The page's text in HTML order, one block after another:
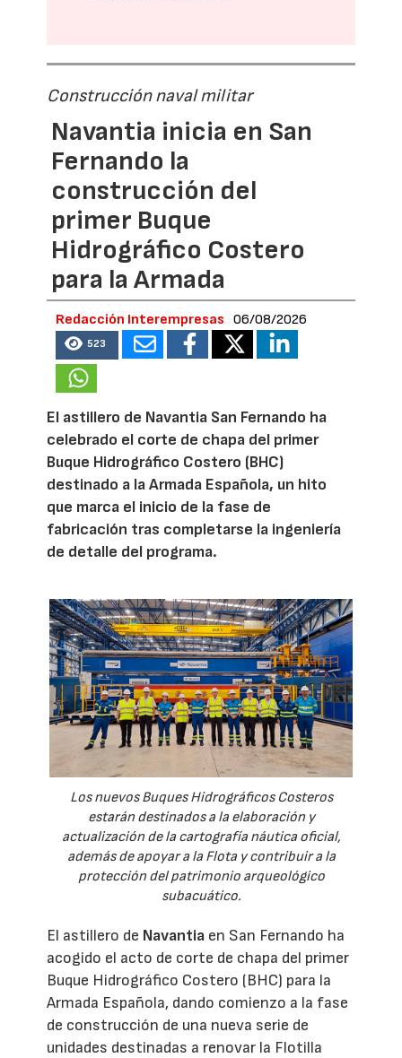
Construcción naval militar
Navantia inicia en San
Fernando la
construcción del
primer Buque
Hidrográfico Costero
para la Armada
Redacción Interempresas 06/08/2026
523
El astillero de Navantia San Fernando ha
celebrado el corte de chapa del primer
Buque Hidrográfico Costero (BHC)
destinado a la Armada Española, un hito
que marca el inicio de la fase de
fabricación tras completarse la ingeniería
de detalle del programa.
Los nuevos Buques Hidrográficos Costeros
estarán destinados a la elaboración y
actualización de la cartografía náutica oficial,
además de apoyar a la Flota y contribuir a la
protección del patrimonio arqueológico
subacuático.
El astillero de Navantia en San Fernando ha
acogido el acto de corte de chapa del primer
Buque Hidrográfico Costero (BHC) para la
Armada Española, dando comienzo a la fase
de construcción de una nueva serie de
unidades destinadas a renovar la Flotilla